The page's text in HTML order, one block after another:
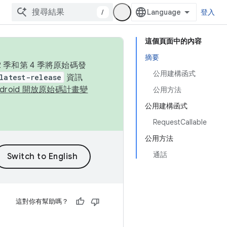
/ 登入
這個頁面中的內容
摘要
公用建構函式
公用方法
公用建構函式
RequestCallable
公用方法
通話
和第 4 季將原始碼發
release
資訊
開放原始碼計畫變
這對你有幫助嗎？